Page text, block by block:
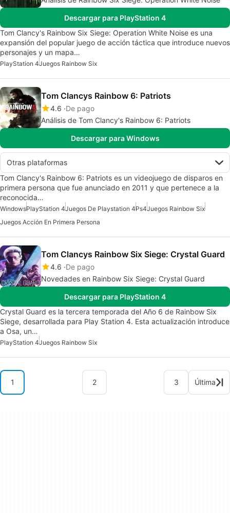
Descargar para PlayStation 4
Tom Clancy's Rainbow Six Siege: Operation White Noise es una
expansión del popular juego de acción táctica que introduce nuevos
personajes y un mapa…
PlayStation 4Juegos Rainbow Six
Tom Clancys Rainbow 6: Patriots
4.6 De pago
Análisis de Tom Clancy's Rainbow 6: Patriots
Descargar para Windows
Otras plataformas
Tom Clancy's Rainbow 6: Patriots es un videojuego de disparos en
primera persona que fue anunciado en 2011 y que pertenece a la
reconocida…
WindowsPlayStation 4Juegos De Playstation 4Ps4Juegos Rainbow Six
Juegos Acción En Primera Persona
Tom Clancys Rainbow Six Siege: Crystal Guard
4.6 De pago
Novedades en Rainbow Six Siege: Crystal Guard
Descargar para PlayStation 4
Crystal Guard es la tercera temporada del Año 6 de Rainbow Six
Siege, desarrollada para Play Station 4. Esta actualización introduce
a Osa, un…
PlayStation 4Juegos Rainbow Six
1 2 3 Última